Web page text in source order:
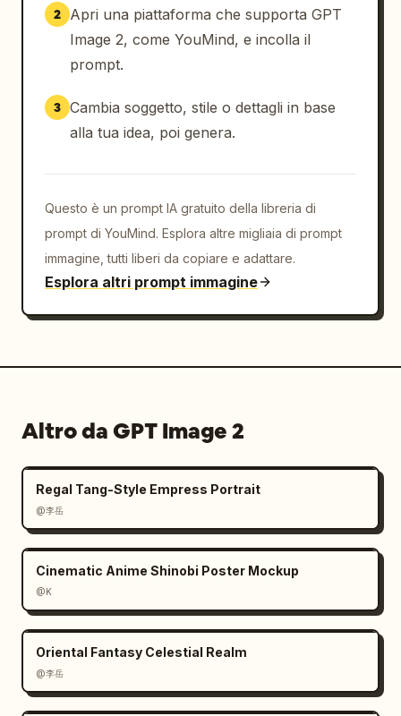
2
Apri una piattaforma che supporta GPT
Image 2, come YouMind, e incolla il
prompt.
3 Cambia soggetto, stile o dettagli in base
alla tua idea, poi genera.
Questo è un prompt IA gratuito della libreria di
prompt di YouMind. Esplora altre migliaia di prompt
immagine, tutti liberi da copiare e adattare.
Esplora altri prompt immagine
Altro da GPT Image 2
Regal Tang-Style Empress Portrait
@李岳
Cinematic Anime Shinobi Poster Mockup
@K
Oriental Fantasy Celestial Realm
@李岳